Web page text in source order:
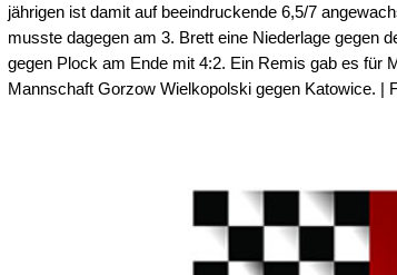
jährigen ist damit auf beeindruckende 6,5/7
musste dagegen am 3. Brett eine Niederlage gegen
gegen Plock am Ende mit 4:2. Ein Remis gab es für
Mannschaft Gorzow Wielkopolski gegen Katowice. |